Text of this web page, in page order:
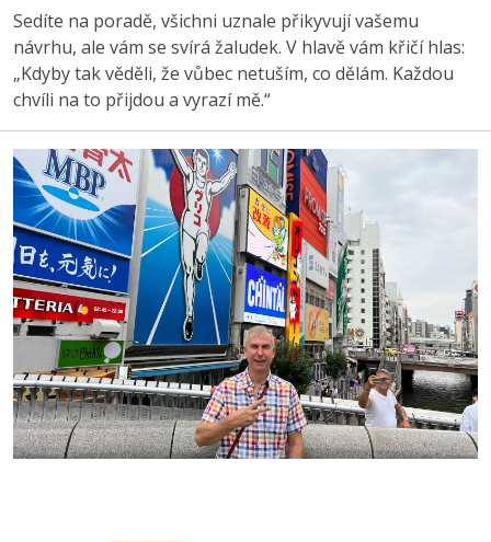
Sedíte na poradě, všichni uznale přikyvují vašemu
návrhu, ale vám se svírá žaludek. V hlavě vám křičí hlas:
„Kdyby tak věděli, že vůbec netuším, co dělám. Každou
chvíli na to přijdou a vyrazí mě.“